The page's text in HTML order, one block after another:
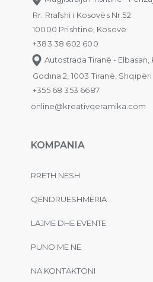
Rr. Rrafshi i Kosovës Nr.52
10000 Prishtinë, Kosovë
+383 38 602 600
Autostrada Tiranë - Elbasan,
Godina 2, 1003 Tiranë, Shqipëri
+355 68 353 6687
online@kreativqeramika.com
KOMPANIA
RRETH NESH
QËNDRUESHMËRIA
LAJME DHE EVENTE
PUNO ME NE
NA KONTAKTONI